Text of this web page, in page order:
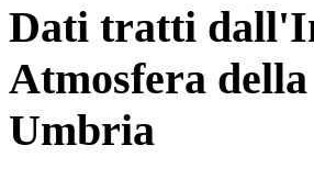
Dati tratti
Atmosfera
Umbria